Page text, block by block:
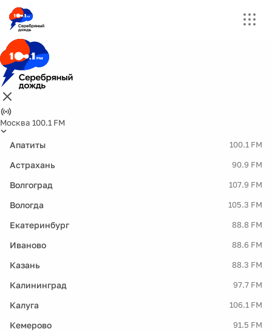
Москва 100.1 FM
Апатиты 100.1 FM
Астрахань 90.9 FM
Волгоград 107.9 FM
Вологда 105.3 FM
Екатеринбург 88.8 FM
Иваново 88.6 FM
Казань 88.3 FM
Калининград 97.7 FM
Калуга 106.1 FM
Кемерово 91.5 FM